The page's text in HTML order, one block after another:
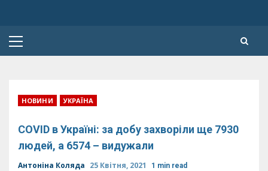
Primary
НОВИНИ УКРАЇНА
COVID в Україні: за добу захворіли ще 7930
людей, а 6574 – видужали
Антоніна Коляда 25 Квітня, 2021 1 min read